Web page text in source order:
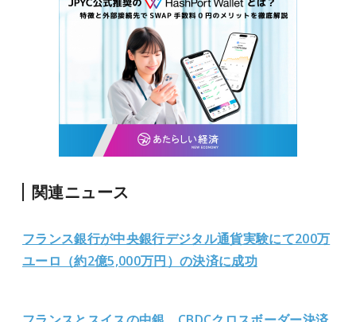
関連ニュース
フランス銀行が中央銀行デジタル通貨実験にて200万
ユーロ（約2億5,000万円）の決済に成功